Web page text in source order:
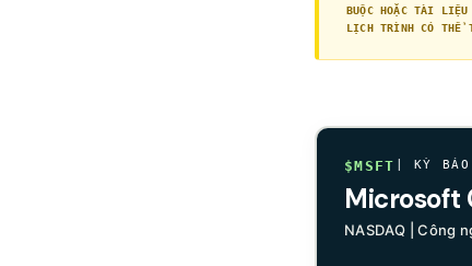
BUỘC HOẶC TÀI
LỊCH TRÌNH CÓ THỂ
$MSFT | KỲ
Microsoft
NASDAQ | Công